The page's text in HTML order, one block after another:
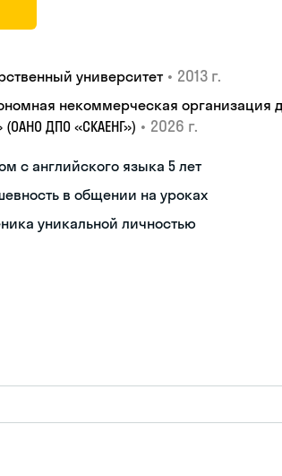
университет • 2013 г.
некоммерческая организация
ДПО «СКАЕНГ») • 2026 г.
с английского языка 5 лет
в общении на уроках
уникальной личностью